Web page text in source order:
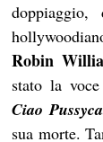
Robin
stato la
Ciao
sua morte.